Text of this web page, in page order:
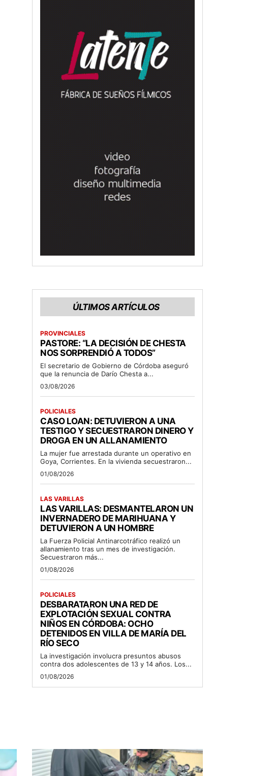
ÚLTIMOS ARTÍCULOS
PROVINCIALES
PASTORE: “LA DECISIÓN DE CHESTA
NOS SORPRENDIÓ A TODOS”
El secretario de Gobierno de Córdoba aseguró
que la renuncia de Darío Chesta a...
03/08/2026
POLICIALES
CASO LOAN: DETUVIERON A UNA
TESTIGO Y SECUESTRARON DINERO Y
DROGA EN UN ALLANAMIENTO
La mujer fue arrestada durante un operativo en
Goya, Corrientes. En la vivienda secuestraron...
01/08/2026
LAS VARILLAS
LAS VARILLAS: DESMANTELARON UN
INVERNADERO DE MARIHUANA Y
DETUVIERON A UN HOMBRE
La Fuerza Policial Antinarcotráfico realizó un
allanamiento tras un mes de investigación.
Secuestraron más...
01/08/2026
POLICIALES
DESBARATARON UNA RED DE
EXPLOTACIÓN SEXUAL CONTRA
NIÑOS EN CÓRDOBA: OCHO
DETENIDOS EN VILLA DE MARÍA DEL
RÍO SECO
La investigación involucra presuntos abusos
contra dos adolescentes de 13 y 14 años. Los...
01/08/2026